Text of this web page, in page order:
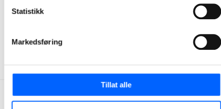
Statistikk
Markedsføring
Tillat alle
Manager, Media Relations Norway, NCC Group
Send epost